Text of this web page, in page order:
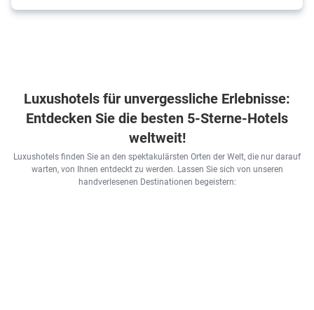
Luxushotels für unvergessliche Erlebnisse:
Entdecken Sie die besten 5-Sterne-Hotels
weltweit!
Luxushotels finden Sie an den spektakulärsten Orten der Welt, die nur darauf
warten, von Ihnen entdeckt zu werden. Lassen Sie sich von unseren
handverlesenen Destinationen begeistern: